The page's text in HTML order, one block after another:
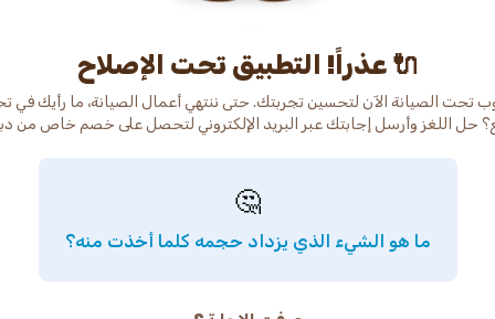
عذراً! التطبيق تحت الإصلاح 🔌
تحت الصيانة الآن لتحسين تجربتك. حتى ننتهي أعمال الصيانة، ما رأيك في
🤔
ما هو الشيء الذي يزداد حجمه كلما أخذت منه؟